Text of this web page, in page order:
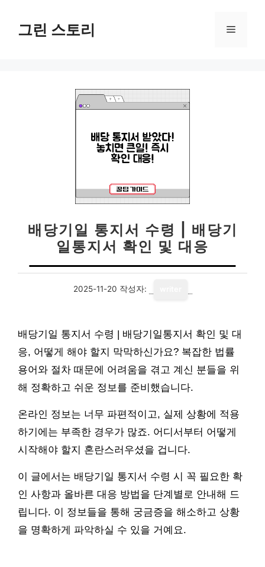
그린 스토리 메
배당기일 통지서 수령 | 배당기
일통지서 확인 및 대응
2025-11-20 작성자:
배당기일 통지서 수령 | 배당기일통지서 확인 및 대
응, 어떻게 해야 할지 막막하신가요? 복잡한 법률
용어와 절차 때문에 어려움을 겪고 계신 분들을 위
해 정확하고 쉬운 정보를 준비했습니다.
온라인 정보는 너무 파편적이고, 실제 상황에 적용
하기에는 부족한 경우가 많죠. 어디서부터 어떻게
시작해야 할지 혼란스러우셨을 겁니다.
이 글에서는 배당기일 통지서 수령 시 꼭 필요한 확
인 사항과 올바른 대응 방법을 단계별로 안내해 드
립니다. 이 정보들을 통해 궁금증을 해소하고 상황
을 명확하게 파악하실 수 있을 거예요.